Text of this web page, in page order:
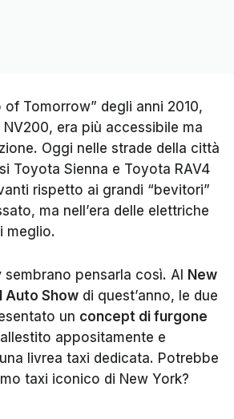
of Tomorrow” degli anni 2010,
era più accessibile ma
Oggi nelle strade della città
Toyota Sienna e Toyota RAV4
rispetto ai grandi “bevitori”
ma nell’era delle elettriche
meglio.
sembrano pensarla così. Al New
Auto Show di quest’anno, le due
un concept di furgone
allestito appositamente e
livrea taxi dedicata. Potrebbe
taxi iconico di New York?